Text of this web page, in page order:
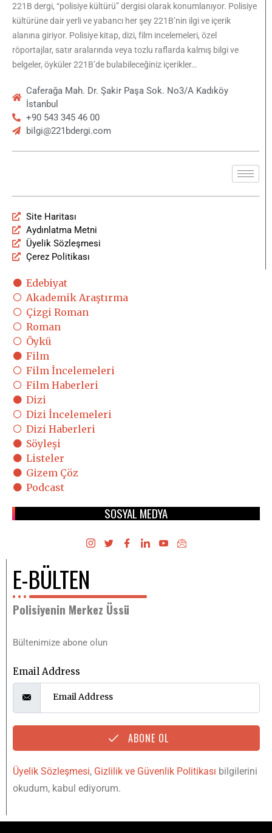
221B dergi, “polisiye kültürü” dergisi olarak konumlanıyor. Polisiye
kültürüne dair yerli ve yabancı her şey 221B’nin ilgi ve içerik
alanına giriyor. Polisiye kitap, dizi, film incelemeleri, özel
röportajlar, satır aralarında veya tozlu raflarda kalmış bilgi ve
belgeler, öyküler 221B’de bulabileceğiniz içerikler…
Caferağa Mah. Dr. Şakir Paşa Sok. No3/A Kadıköy
İstanbul
+90 543 345 46 00
bilgi@221bdergi.com
Site Haritası
Aydınlatma Metni
Üyelik Sözleşmesi
Çerez Politikası
Edebiyat
Akademik Araştırma
Çizgi Roman
Roman
Öykü
Film
Film İncelemeleri
Film Haberleri
Dizi
Dizi İncelemeleri
Dizi Haberleri
Söyleşi
Listeler
Gizem Çöz
Podcast
SOSYAL MEDYA
E-BÜLTEN
Polisiyenin Merkez Üssü
Bültenimize abone olun
Email Address
ABONE OL
Üyelik Sözleşmesi, Gizlilik ve Güvenlik Politikası bilgilerini
okudum, kabul ediyorum.